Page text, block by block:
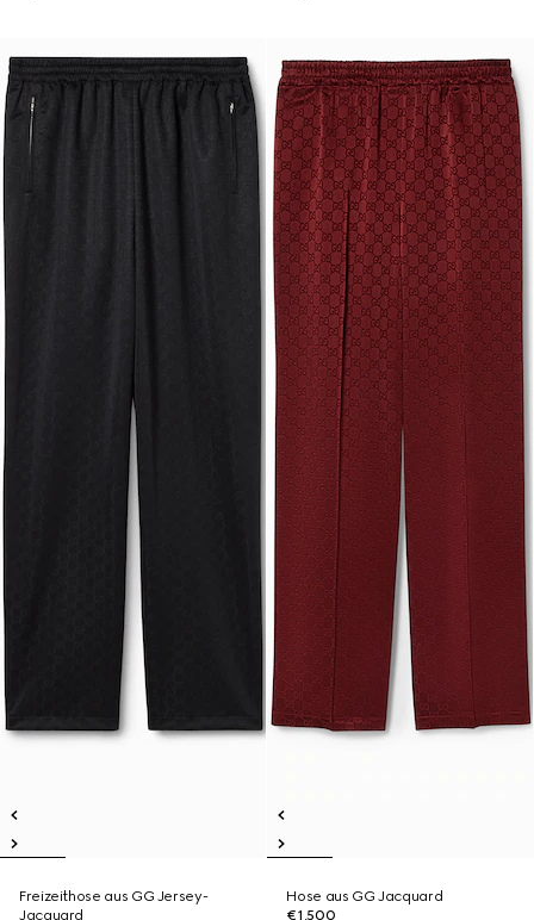
Freizeithose aus GG Jersey-
Jacquard
Hose aus GG Jacquard
€1,500